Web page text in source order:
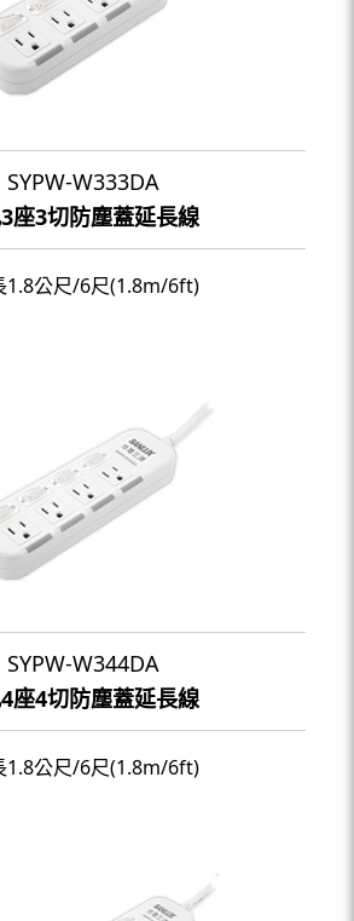
SYPW-W333DA
座3切防塵蓋延長線
1.8公尺/6尺(1.8m/6ft)
SYPW-W344DA
座4切防塵蓋延長線
1.8公尺/6尺(1.8m/6ft)